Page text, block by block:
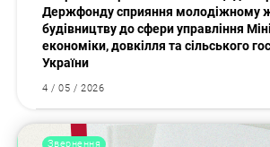
Держфонду сприяння молодіжному
будівництву до сфери управління
економіки, довкілля та сільського
України
4 / 05 / 2026
Звернення